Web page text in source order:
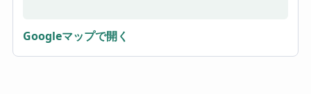
Googleマップで開く